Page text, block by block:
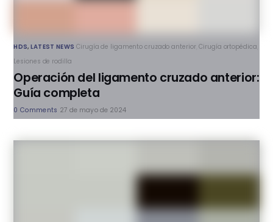
HDS, LATEST NEWS Cirugía de ligamento cruzado anterior, Cirugía ortopédica
Lesiones de rodilla
Operación del ligamento cruzado anterior:
Guía completa
0 Comments 27 de mayo de 2024